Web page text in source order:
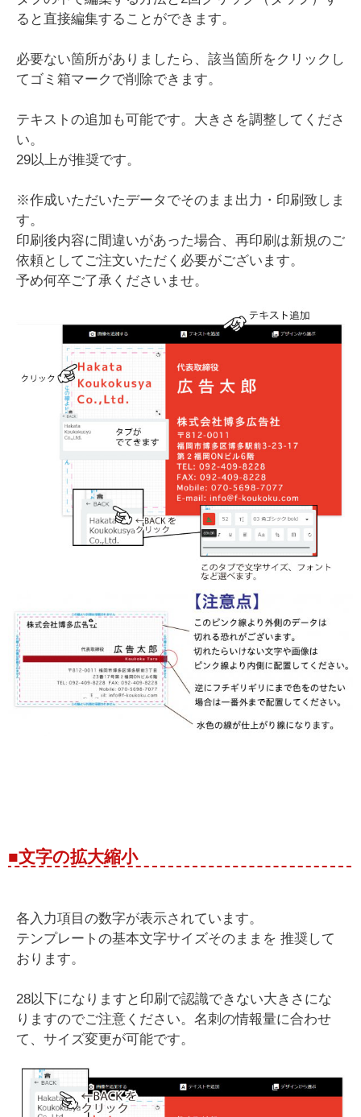
ると直接編集することができます。
必要ない箇所がありましたら、該当箇所をクリックし
てゴミ箱マークで削除できます。
テキストの追加も可能です。大きさを調整してくださ
い。
29以上が推奨です。
※作成いただいたデータでそのまま出力・印刷致しま
す。
印刷後内容に間違いがあった場合、再印刷は新規のご
依頼としてご注文いただく必要がございます。
予め何卒ご了承くださいませ。
■文字の拡大縮小
各入力項目の数字が表示されています。
テンプレートの基本文字サイズそのままを 推奨して
おります。
28以下になりますと印刷で認識できない大きさにな
りますのでご注意ください。名刺の情報量に合わせ
て、サイズ変更が可能です。